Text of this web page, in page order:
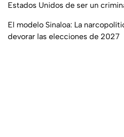
Estados Unidos de ser un
El modelo Sinaloa: La
devorar las elecciones de 2027